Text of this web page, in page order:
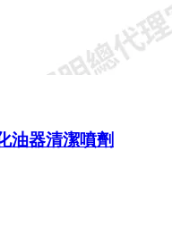
油器清潔噴劑